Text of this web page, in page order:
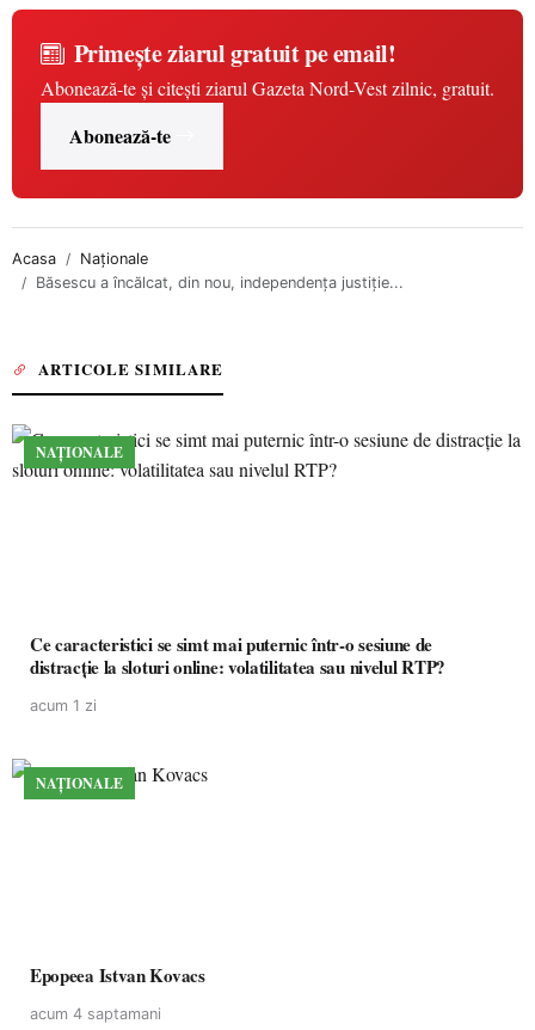
Primește ziarul gratuit pe email!
Abonează-te și citești ziarul Gazeta Nord-Vest zilnic, gratuit.
Abonează-te
Acasa
Naționale
Băsescu a încălcat, din nou, independenţa justiţie...
ARTICOLE SIMILARE
NAȚIONALE
Ce caracteristici se simt mai puternic într-o sesiune de
distracție la sloturi online: volatilitatea sau nivelul RTP?
acum 1 zi
NAȚIONALE
Epopeea Istvan Kovacs
acum 4 saptamani